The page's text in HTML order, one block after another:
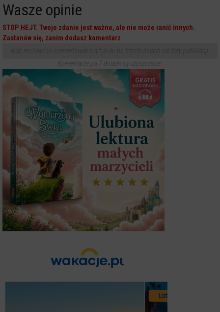
Wasze opinie
STOP HEJT. Twoje zdanie jest ważne, ale nie może ranić innych.
Zastanów się, zanim dodasz komentarz
Komentarze po 7 dniach są czyszczone.
Lato 2026